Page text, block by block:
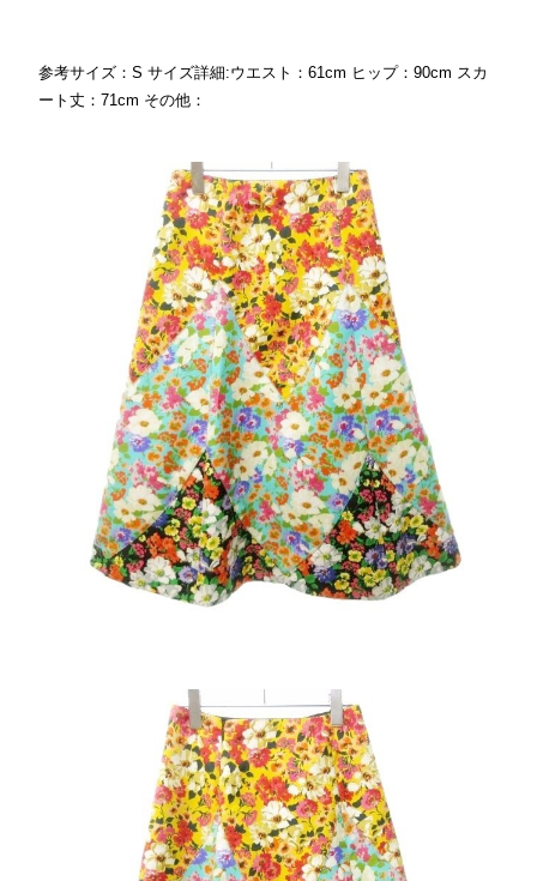
参考サイズ：S サイズ詳細:ウエスト：61cm ヒップ：90cm スカ
ート丈：71cm その他：